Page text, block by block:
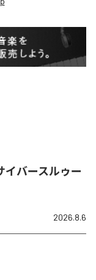
イバースルゥー
2026.8.6